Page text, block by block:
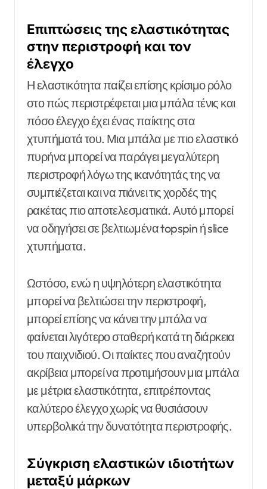
Επιπτώσεις της ελαστικότητας
στην περιστροφή και τον
έλεγχο
Η ελαστικότητα παίζει επίσης κρίσιμο ρόλο
στο πώς περιστρέφεται μια μπάλα τένις και
πόσο έλεγχο έχει ένας παίκτης στα
χτυπήματά του. Μια μπάλα με πιο ελαστικό
πυρήνα μπορεί να παράγει μεγαλύτερη
περιστροφή λόγω της ικανότητάς της να
συμπιέζεται και να πιάνει τις χορδές της
ρακέτας πιο αποτελεσματικά. Αυτό μπορεί
να οδηγήσει σε βελτιωμένα topspin ή slice
χτυπήματα.
Ωστόσο, ενώ η υψηλότερη ελαστικότητα
μπορεί να βελτιώσει την περιστροφή,
μπορεί επίσης να κάνει την μπάλα να
φαίνεται λιγότερο σταθερή κατά τη διάρκεια
του παιχνιδιού. Οι παίκτες που αναζητούν
ακρίβεια μπορεί να προτιμήσουν μια μπάλα
με μέτρια ελαστικότητα, επιτρέποντας
καλύτερο έλεγχο χωρίς να θυσιάσουν
υπερβολικά την δυνατότητα περιστροφής.
Σύγκριση ελαστικών ιδιοτήτων
μεταξύ μάρκων